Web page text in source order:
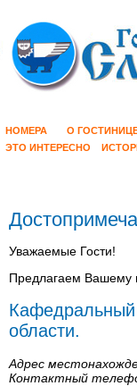
НОМЕРА О
ЭТО ИНТЕРЕСНО
Уважаемые Гости!
Предлагаем Вашему
области.
Адрес
Контактный